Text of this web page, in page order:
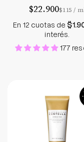
$22.900$115/
En 12 cuotas de
interés.
177